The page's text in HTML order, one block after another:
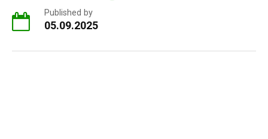
Published by
05.09.2025